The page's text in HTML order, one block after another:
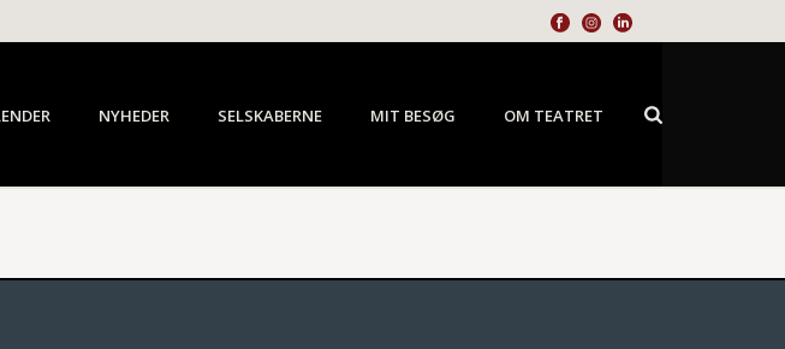
NYHEDER SELSKABERNE MIT BESØG OM TEATRET